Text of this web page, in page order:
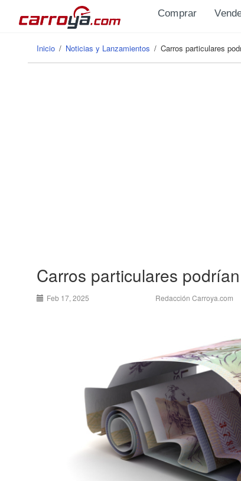
Pasar al contenido principal
Comprar
Se encuentra usted aquí
Inicio / Noticias y Lanzamientos / Carros particulares
Carros particulares
Feb 17, 2025 Redacción Carroya.com